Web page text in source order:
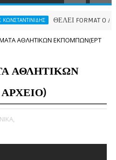
ΘΕΛΕΙ FORMAT O ΑΡΗΣ
ΑΘΛΗΤΙΚΩΝ ΕΚΠΟΜΠΩΝ(ΕΡΤ
ΑΘΛΗΤΙΚΩΝ